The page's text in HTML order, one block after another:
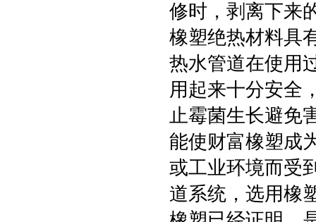
修时，剥离下来
橡塑绝热材料具
热水管道在使用
用起来十分安全
止霉菌生长避免
能使财富橡塑成
或工业环境而受
道系统，选用橡